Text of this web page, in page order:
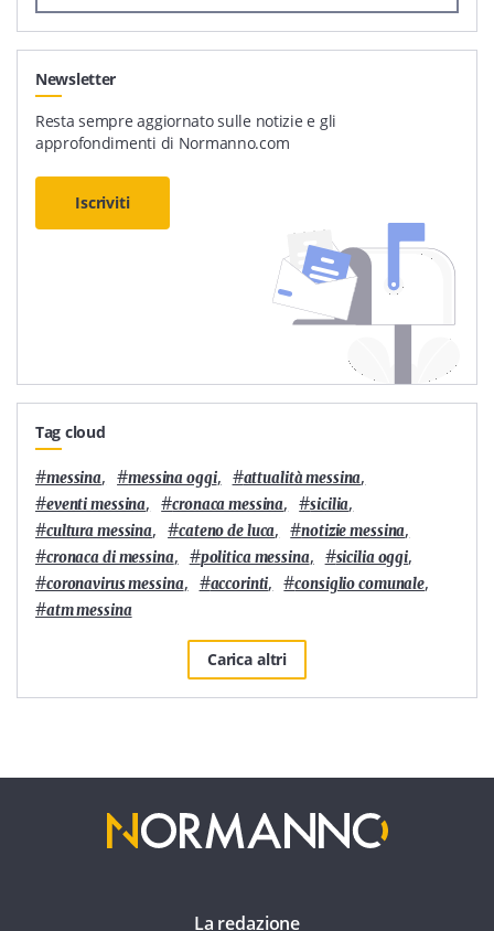
Newsletter
Resta sempre aggiornato sulle notizie e gli
approfondimenti di Normanno.com
Iscriviti
Tag cloud
#messina, #messina oggi, #attualità messina,
#eventi messina, #cronaca messina, #sicilia,
#cultura messina, #cateno de luca, #notizie messina,
#cronaca di messina, #politica messina, #sicilia oggi,
#coronavirus messina, #accorinti, #consiglio comunale,
#atm messina
Carica altri
La redazione